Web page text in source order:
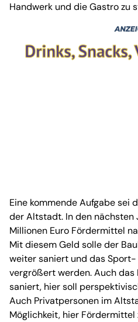
Handwerk und die Gastro zu
Eine kommende Aufgabe sei
der Altstadt. In den nächsten
Millionen Euro Fördermittel
Mit diesem Geld solle der
weiter saniert und das
vergrößert werden. Auch das
saniert, hier soll
Auch Privatpersonen im
Möglichkeit, hier Fördermittel